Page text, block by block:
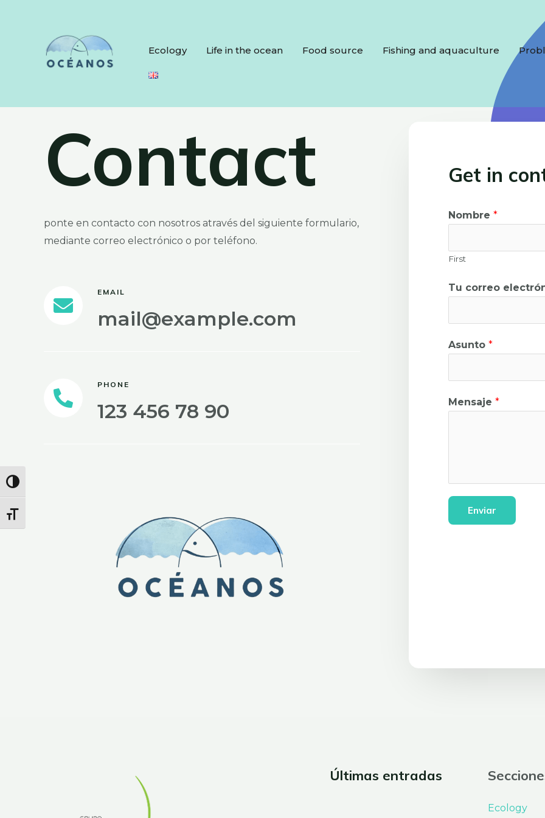
Toggle High Contrast
Toggle Font Size
Ecology Life in the ocean Food source Fishing and aquaculture
Contact
ponte en contacto con nosotros através del siguiente formulario,
mediante correo electrónico o por teléfono.
EMAIL
mail@example.com
PHONE
123 456 78 90
Get in
Nombre *
First
Tu correo
Asunto *
Mensaje *
Enviar
Últimas entradas
Ecology